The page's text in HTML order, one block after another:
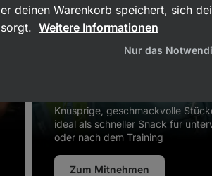
Knusprige, geschmackvolle
ideal als schneller Snack für
oder nach dem Training
Zum Mitnehmen
er deinen Warenkorb speichert, sich
sorgt. Weitere Informationen
Nur das